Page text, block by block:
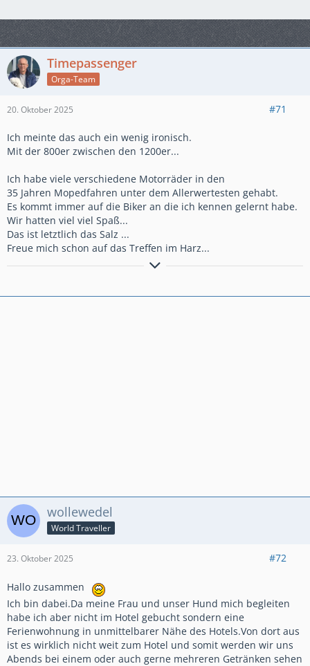
Timepassenger
Orga-Team
20. Oktober 2025 #71
Ich meinte das auch ein wenig ironisch.
Mit der 800er zwischen den 1200er...
Ich habe viele verschiedene Motorräder in den
35 Jahren Mopedfahren unter dem Allerwertesten gehabt.
Es kommt immer auf die Biker an die ich kennen gelernt habe.
Wir hatten viel viel Spaß...
Das ist letztlich das Salz ...
Freue mich schon auf das Treffen im Harz...
Timepassenger...
wollewedel
World Traveller
23. Oktober 2025 #72
Hallo zusammen
Ich bin dabei.Da meine Frau und unser Hund mich begleiten
habe ich aber nicht im Hotel gebucht sondern eine
Ferienwohnung in unmittelbarer Nähe des Hotels.Von dort aus
ist es wirklich nicht weit zum Hotel und somit werden wir uns
Abends bei einem oder auch gerne mehreren Getränken sehen